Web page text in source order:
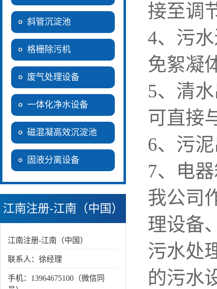
斜管沉淀池
格栅除污机
废气处理设备
一体化净水设备
磁混凝高效沉淀池
固液分离设备
江南注册-江南（中国）
江南注册-江南（中国）
联系人：徐经理
手机：13964675100（微信同
接至调
4、污
免絮凝
5、清
可直接
6、污
7、电
我公司
理设备
污水处
的污水